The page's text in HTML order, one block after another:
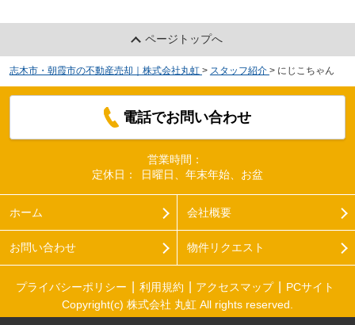
ページトップへ
志木市・朝霞市の不動産売却｜株式会社丸虹 > スタッフ紹介 > にじこちゃん
電話でお問い合わせ
営業時間：
定休日：
日曜日、年末年始、お盆
ホーム 会社概要
お問い合わせ 物件リクエスト
プライバシーポリシー 利用規約 アクセスマップ
PCサイト
Copyright(c) 株式会社 丸虹 All rights reserved.